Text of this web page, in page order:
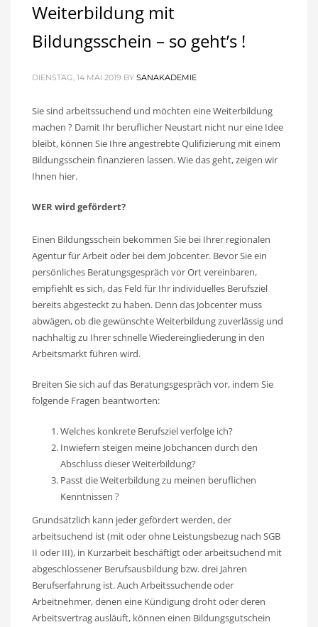
Weiterbildung mit
Bildungsschein – so geht’s !
DIENSTAG, 14 MAI 2019 BY SANAKADEMIE
Sie sind arbeitssuchend und möchten eine Weiterbildung
machen ? Damit Ihr beruflicher Neustart nicht nur eine Idee
bleibt, können Sie Ihre angestrebte Qulifizierung mit einem
Bildungsschein finanzieren lassen. Wie das geht, zeigen wir
Ihnen hier.
WER wird gefördert?
Einen Bildungsschein bekommen Sie bei Ihrer regionalen
Agentur für Arbeit oder bei dem Jobcenter. Bevor Sie ein
persönliches Beratungsgespräch vor Ort vereinbaren,
empfiehlt es sich, das Feld für Ihr individuelles Berufsziel
bereits abgesteckt zu haben. Denn das Jobcenter muss
abwägen, ob die gewünschte Weiterbildung zuverlässig und
nachhaltig zu Ihrer schnelle Wiedereingliederung in den
Arbeitsmarkt führen wird.
Breiten Sie sich auf das Beratungsgespräch vor, indem Sie
folgende Fragen beantworten:
Welches konkrete Berufsziel verfolge ich?
Inwiefern steigen meine Jobchancen durch den
Abschluss dieser Weiterbildung?
Passt die Weiterbildung zu meinen beruflichen
Kenntnissen ?
Grundsätzlich kann jeder gefördert werden, der
arbeitsuchend ist (mit oder ohne Leistungsbezug nach SGB
II oder III), in Kurzarbeit beschäftigt oder arbeitsuchend mit
abgeschlossener Berufsausbildung bzw. drei Jahren
Berufserfahrung ist. Auch Arbeitssuchende oder
Arbeitnehmer, denen eine Kündigung droht oder deren
Arbeitsvertrag ausläuft, können einen Bildungsgutschein